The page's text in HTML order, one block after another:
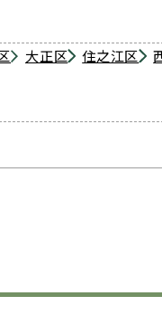
大正区 住之江区